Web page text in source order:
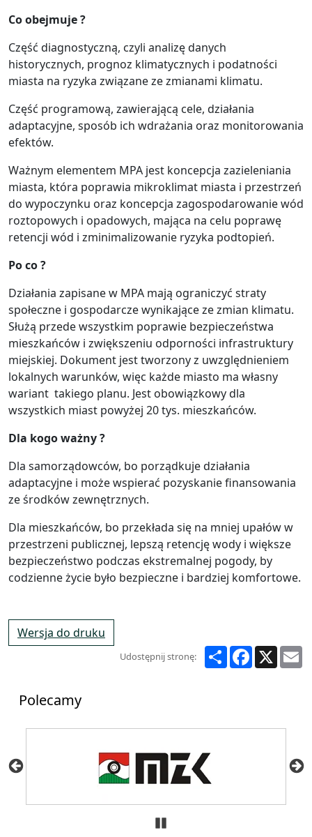
Co obejmuje ?
Część diagnostyczną, czyli analizę danych
historycznych, prognoz klimatycznych i podatności
miasta na ryzyka związane ze zmianami klimatu.
Część programową, zawierającą cele, działania
adaptacyjne, sposób ich wdrażania oraz monitorowania
efektów.
Ważnym elementem MPA jest koncepcja zazieleniania
miasta, która poprawia mikroklimat miasta i przestrzeń
do wypoczynku oraz koncepcja zagospodarowanie wód
roztopowych i opadowych, mająca na celu poprawę
retencji wód i zminimalizowanie ryzyka podtopień.
Po co ?
Działania zapisane w MPA mają ograniczyć straty
społeczne i gospodarcze wynikające ze zmian klimatu.
Służą przede wszystkim poprawie bezpieczeństwa
mieszkańców i zwiększeniu odporności infrastruktury
miejskiej. Dokument jest tworzony z uwzględnieniem
lokalnych warunków, więc każde miasto ma własny
wariant takiego planu. Jest obowiązkowy dla
wszystkich miast powyżej 20 tys. mieszkańców.
Dla kogo ważny ?
Dla samorządowców, bo porządkuje działania
adaptacyjne i może wspierać pozyskanie finansowania
ze środków zewnętrznych.
Dla mieszkańców, bo przekłada się na mniej upałów w
przestrzeni publicznej, lepszą retencję wody i większe
bezpieczeństwo podczas ekstremalnej pogody, by
codzienne życie było bezpieczne i bardziej komfortowe.
Wersja do druku
Udostępnij stronę: ShareFacebook
X
Polecamy
Zatrzymaj